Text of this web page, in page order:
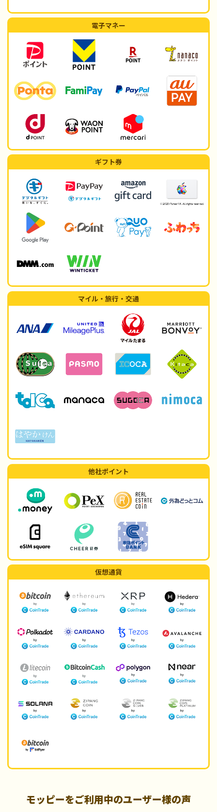
電子マネー
ギフト券
マイル・旅行・交通
他社ポイント
仮想通貨
モッピーをご利用中のユーザー様の声